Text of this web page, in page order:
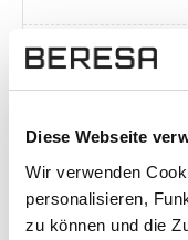
Diese Webseite
Wir verwenden
personalisieren,
zu können und die
Exposé